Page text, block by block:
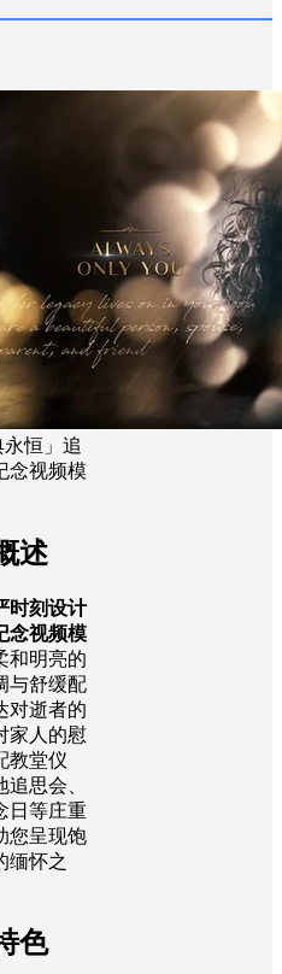
恒」追
念视频模
述
时刻设计
念视频模
和明亮的
与舒缓配
对逝者的
家人的慰
教堂仪
思会、
日等庄重
您呈现饱
缅怀之
色